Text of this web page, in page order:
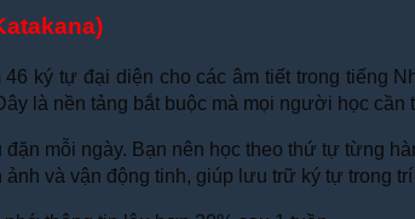
ký tự đại diện cho các âm tiết trong tiếng
là nền tảng bắt buộc mà mọi người học
mỗi ngày. Bạn nên học theo thứ tự từng
và vận động tinh, giúp lưu trữ ký tự trong